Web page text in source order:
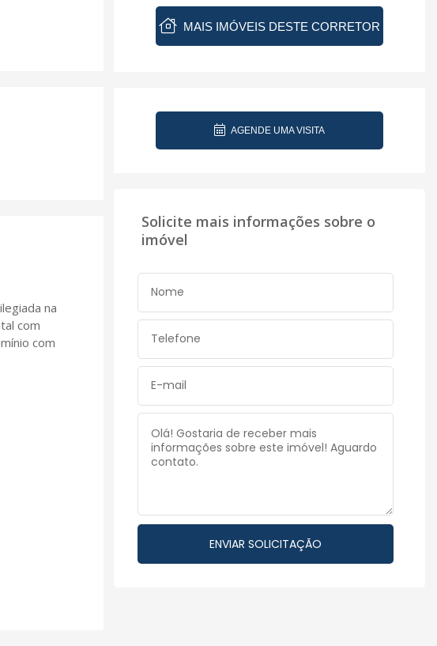
na
com
com
MAIS IMÓVEIS DESTE CORRETOR
AGENDE UMA VISITA
Solicite mais informações sobre o
imóvel